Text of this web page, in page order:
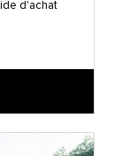
d'achat